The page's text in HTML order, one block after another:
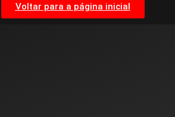
Voltar para a página inicial